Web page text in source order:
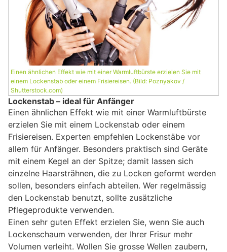
Einen ähnlichen Effekt wie mit einer Warmluftbürste erzielen Sie mit
einem Lockenstab oder einem Frisiereisen. (Bild: Poznyakov /
Shutterstock.com)
Lockenstab – ideal für Anfänger
Einen ähnlichen Effekt wie mit einer Warmluftbürste
erzielen Sie mit einem Lockenstab oder einem
Frisiereisen. Experten empfehlen Lockenstäbe vor
allem für Anfänger. Besonders praktisch sind Geräte
mit einem Kegel an der Spitze; damit lassen sich
einzelne Haarsträhnen, die zu Locken geformt werden
sollen, besonders einfach abteilen. Wer regelmässig
den Lockenstab benutzt, sollte zusätzliche
Pflegeprodukte verwenden.
Einen sehr guten Effekt erzielen Sie, wenn Sie auch
Lockenschaum verwenden, der Ihrer Frisur mehr
Volumen verleiht. Wollen Sie grosse Wellen zaubern,